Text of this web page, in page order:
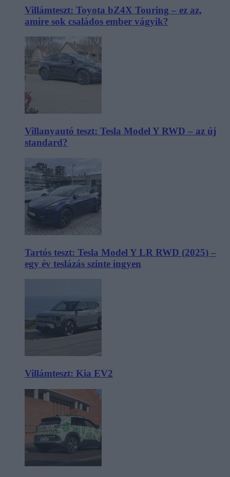
Villámteszt: Toyota bZ4X Touring – ez az,
amire sok családos ember vágyik?
Villanyautó teszt: Tesla Model Y RWD – az új
standard?
Tartós teszt: Tesla Model Y LR RWD (2025) –
egy év teslázás szinte ingyen
Villámteszt: Kia EV2